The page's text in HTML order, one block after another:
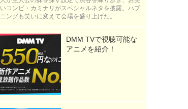
いコンビ・カミナリがスペシャルネタを披露。ハプ
ニングも笑いに変えて会場を盛り上げた。
DMM TVで視聴可能な
アニメを紹介！